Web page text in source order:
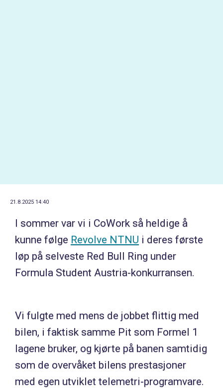
21.8.2025 14:40
I sommer var vi i CoWork så heldige å
kunne følge Revolve NTNU i deres første
løp på selveste Red Bull Ring under
Formula Student Austria-konkurransen.
Vi fulgte med mens de jobbet flittig med
bilen, i faktisk samme Pit som Formel 1
lagene bruker, og kjørte på banen samtidig
som de overvåket bilens prestasjoner
med egen utviklet telemetri-programvare.